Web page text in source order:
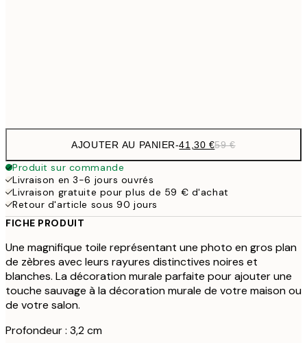
AJOUTER AU PANIER-41,30 €59 €
Produit sur commande
Livraison en 3-6 jours ouvrés
Livraison gratuite pour plus de 59 € d'achat
Retour d'article sous 90 jours
FICHE PRODUIT
Une magnifique toile représentant une photo en gros plan
de zèbres avec leurs rayures distinctives noires et
blanches. La décoration murale parfaite pour ajouter une
touche sauvage à la décoration murale de votre maison ou
de votre salon.
Profondeur : 3,2 cm